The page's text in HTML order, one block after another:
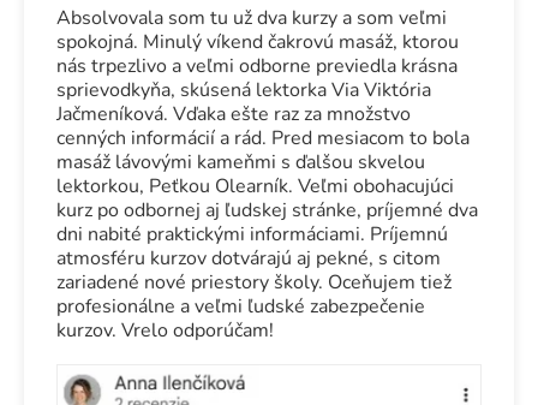
Absolvovala som tu už dva kurzy a som veľmi
spokojná. Minulý víkend čakrovú masáž, ktorou
nás trpezlivo a veľmi odborne previedla krásna
sprievodkyňa, skúsená lektorka Via Viktória
Jačmeníková. Vďaka ešte raz za množstvo
cenných informácií a rád. Pred mesiacom to bola
masáž lávovými kameňmi s ďalšou skvelou
lektorkou, Peťkou Olearník. Veľmi obohacujúci
kurz po odbornej aj ľudskej stránke, príjemné dva
dni nabité praktickými informáciami. Príjemnú
atmosféru kurzov dotvárajú aj pekné, s citom
zariadené nové priestory školy. Oceňujem tiež
profesionálne a veľmi ľudské zabezpečenie
kurzov. Vrelo odporúčam!